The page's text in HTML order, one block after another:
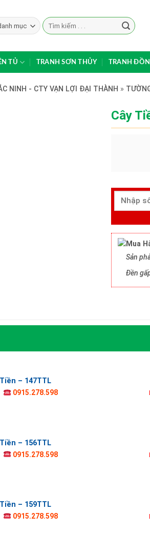
Search
for:
TỦ TRANH SƠN THỦY TRANH
NINH - CTY VẠN LỢI ĐẠI THÀNH »
Cây
Sản
Đền
– 147TTL
0915.278.598
– 156TTL
0915.278.598
– 159TTL
0915.278.598